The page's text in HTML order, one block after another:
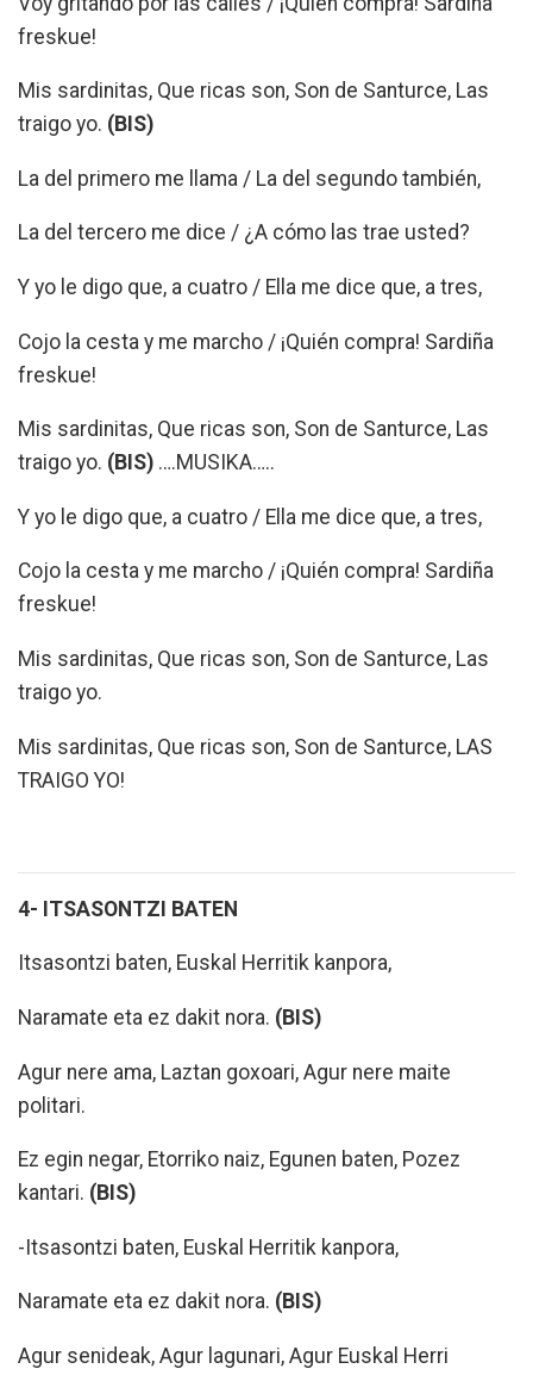
freskue!
Mis sardinitas, Que ricas son, Son de Santurce, Las
traigo yo. (BIS)
La del primero me llama / La del segundo también,
La del tercero me dice / ¿A cómo las trae usted?
Y yo le digo que, a cuatro / Ella me dice que, a tres,
Cojo la cesta y me marcho / ¡Quién compra! Sardiña
freskue!
Mis sardinitas, Que ricas son, Son de Santurce, Las
traigo yo. (BIS) ….MUSIKA…..
Y yo le digo que, a cuatro / Ella me dice que, a tres,
Cojo la cesta y me marcho / ¡Quién compra! Sardiña
freskue!
Mis sardinitas, Que ricas son, Son de Santurce, Las
traigo yo.
Mis sardinitas, Que ricas son, Son de Santurce, LAS
TRAIGO YO!
4- ITSASONTZI BATEN
Itsasontzi baten, Euskal Herritik kanpora,
Naramate eta ez dakit nora. (BIS)
Agur nere ama, Laztan goxoari, Agur nere maite
politari.
Ez egin negar, Etorriko naiz, Egunen baten, Pozez
kantari. (BIS)
-Itsasontzi baten, Euskal Herritik kanpora,
Naramate eta ez dakit nora. (BIS)
Agur senideak, Agur lagunari, Agur Euskal Herri